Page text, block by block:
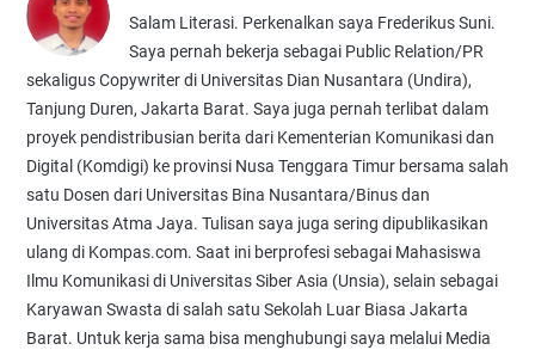
Salam Literasi. Perkenalkan saya Frederikus Suni.
Saya pernah bekerja sebagai Public Relation/PR
sekaligus Copywriter di Universitas Dian Nusantara (Undira),
Tanjung Duren, Jakarta Barat. Saya juga pernah terlibat dalam
proyek pendistribusian berita dari Kementerian Komunikasi dan
Digital (Komdigi) ke provinsi Nusa Tenggara Timur bersama salah
satu Dosen dari Universitas Bina Nusantara/Binus dan
Universitas Atma Jaya. Tulisan saya juga sering dipublikasikan
ulang di Kompas.com. Saat ini berprofesi sebagai Mahasiswa
Ilmu Komunikasi di Universitas Siber Asia (Unsia), selain sebagai
Karyawan Swasta di salah satu Sekolah Luar Biasa Jakarta
Barat. Untuk kerja sama bisa menghubungi saya melalui Media